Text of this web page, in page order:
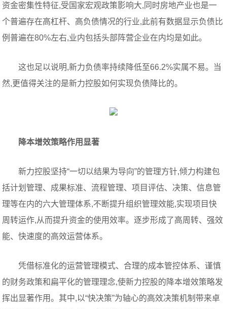
资金密集性特征,受国家宏观政策影响大,同时房地产业也是一
个普遍存在高杠杆、高负债情况的行业,此前有数据显示负债比
例普遍在80%左右,业内包括头部阵营企业在内均是如此。
这也足以说明,新力负债率持续降低至66.2%实属不易。当
然,更值得关注的是新力控股如何实现负债降比的。
降本增效策略作用显著
新力控股坚持“一切以结果为导向”的管理方针,倾力构建包
括计划管理、成果标准、流程管理、项目评估、决策、信息管
理等在内的六大管理体系,不断提升组织管理效能,实现项目快
周转运作,从而提升资金的使用效率。逐步形成了高周转、强效
能、快速度的高效运营体系。
凭借标准化的运营管理模式、合理的成本管控体系、谨慎
的财务政策和扁平化的管理理念,使新力控股的降本增效策略发
挥出显著作用。其中,以“快决策”为轴心的高效决策机制带来卓